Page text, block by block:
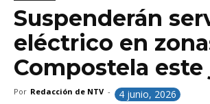
Suspenderán
eléctrico en
Compostela este
Por Redacción de NTV - 4 junio, 2026